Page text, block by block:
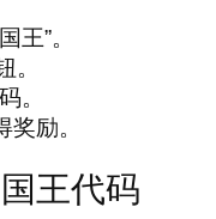
王”。
。
。
奖励。
王代码